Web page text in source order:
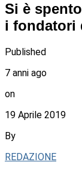
Si è
i fondatori
Published
7 anni ago
on
19 Aprile 2019
By
REDAZIONE